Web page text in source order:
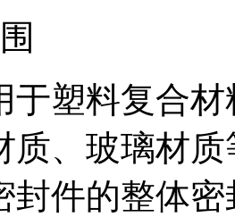
于塑料复合
质、玻璃材
封件的整体